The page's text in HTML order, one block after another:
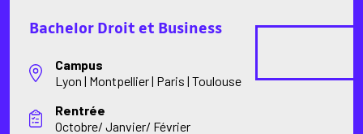
Bachelor Droit et Business
Campus
Lyon | Montpellier | Paris | Toulouse
Rentrée
Octobre/ Janvier/ Février